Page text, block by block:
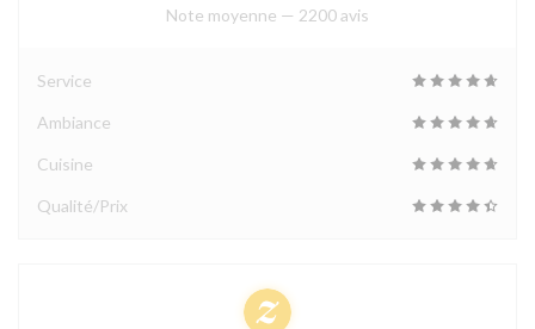
Note moyenne — 2200 avis
Service
Ambiance
Cuisine
Qualité/Prix